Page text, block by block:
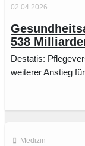
02.04.2026
538
Destatis:
weiterer Anstieg
Medizin